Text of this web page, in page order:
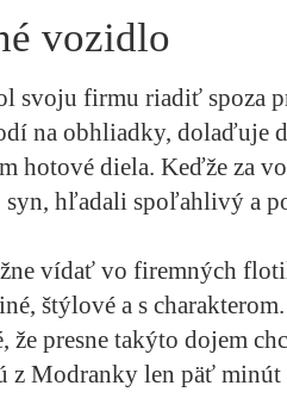
vozidlo
svoju firmu riadiť spoza
na obhliadky, dolaďuje
hotové diela. Keďže za
hľadali spoľahlivý a
vídať vo firemných
štýlové a s
presne takýto dojem
z Modranky len päť minút